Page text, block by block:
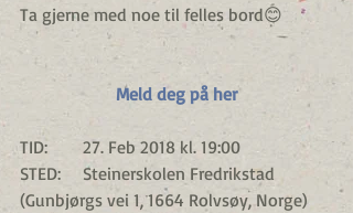
Ta gjerne med noe til felles bord😊
Meld deg på her
TID:        27. Feb 2018 kl. 19:00
STED:     Steinerskolen Fredrikstad
(Gunbjørgs vei 1, 1664 Rolvsøy, Norge)